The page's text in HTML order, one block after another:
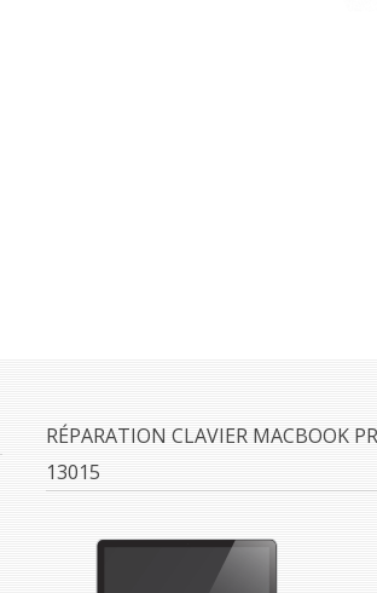
RÉPARATION CLAVIER MACBOOK
13015